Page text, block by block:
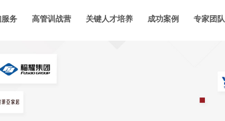
务 高管训战营 关键人才培养 成功案例 专家团队